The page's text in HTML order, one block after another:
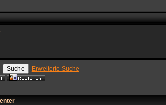
Erweiterte Suche